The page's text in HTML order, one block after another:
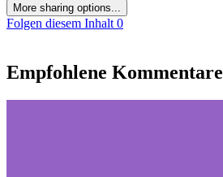
More sharing options...
Folgen diesem Inhalt 0
Empfohlene Kommentare